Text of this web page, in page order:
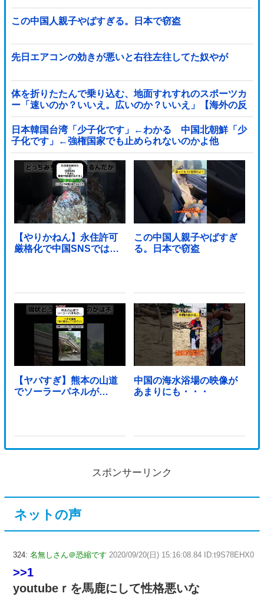
この中国人親子やばすぎる。日本で窃盗
先日エアコンの効きが悪いと右往左往してた奴やが
体を折りたたんで乗り込む、地面すれすれのスポーツカ
ー「速いのか？いいえ。広いのか？いいえ」【海外の反
応】
日本韓国台湾「少子化です」←わかる 中国北朝鮮「少
子化です」←強権国家でも止められないのかよ他
【やりかねん】永住許可
厳格化で中国SNSでは…
この中国人親子やばすぎ
る。日本で窃盗
【ヤバすぎ】熊本の山道
でソーラーパネルが…
中国の海水浴場の映像が
あまりにも・・・
スポンサーリンク
ネットの声
324: 名無しさん＠恐縮です 2020/09/20(日) 15:16:08.84 ID:t9S78EHX0
>>1
youtubeｒを馬鹿にして性格悪いな